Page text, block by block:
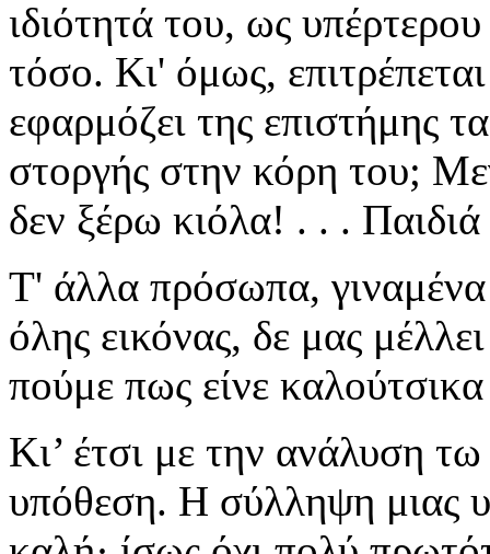
ιδιότητά του, ως
τόσο. Κι' όμως,
εφαρμόζει της επιστήμης
στοργής στην κόρη του;
δεν ξέρω κιόλα! . . .
Τ' άλλα πρόσωπα, γιναμένα
όλης εικόνας, δε μας
πούμε πως είνε
Κι’ έτσι με την ανάλυση
υπόθεση. Η σύλληψη μιας